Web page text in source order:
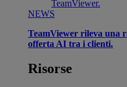
TeamViewer.
NEWS
TeamViewer rileva una
offerta AI tra i clienti.
Risorse